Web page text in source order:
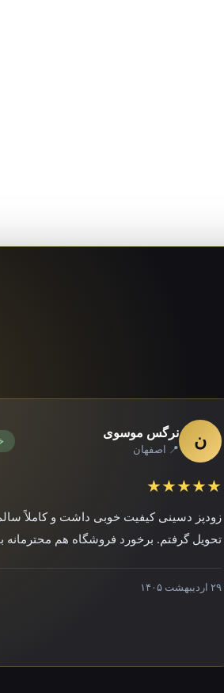
نرگس موسوی
📍 اصفهان
کیفیت خوبی داشت و کاملاً سالم
برخورد فروشگاه هم محترمانه بود.